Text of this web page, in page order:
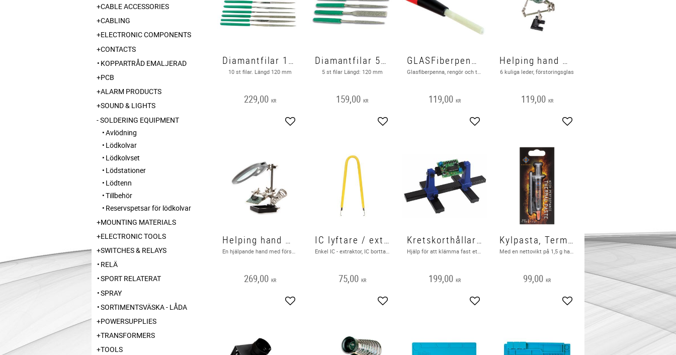
Diamantfilar 10st i olika former
10 st filar. Längd 120 mm
229,00 KR
Add to favorites
Diamantfilar 5st i olika former
5 st filar Längd: 120 mm
159,00 KR
Add to favorites
GLASFiberpennan - ECOBRA
119,00 KR
Add to favorites
Helping hand med förstorningsglas
6 kuliga leder, förstoringsglas
119,00 KR
Add to favorites
Helping hand med förstorningsglas
269,00 KR
Add to favorites
IC lyftare / extractor , enkel
Enkel IC - extraktor, IC borttagare, snabbt och enkelt ta bort IC :er .
75,00 KR
Add to favorites
Kretskorthållare med 360 ' rotation
199,00 KR
Add to favorites
Kylpasta, Termisk
99,00 KR
Add to favorites
CABLE ACCESSORIES
CABLING
ELECTRONIC COMPONENTS
CONTACTS
KOPPARTRÅD EMALJERAD
PCB
ALARM PRODUCTS
SOUND & LIGHTS
SOLDERING EQUIPMENT
Avlödning
Lödkolvar
Lödkolvset
Lödstationer
Lödtenn
Tillbehör
Reservspetsar för lödkolvar
MOUNTING MATERIALS
ELECTRONIC TOOLS
SWITCHES & RELAYS
RELÄ
SPORT RELATERAT
SPRAY
SORTIMENTSVÄSKA - LÅDA
POWERSUPPLIES
TRANSFORMERS
TOOLS